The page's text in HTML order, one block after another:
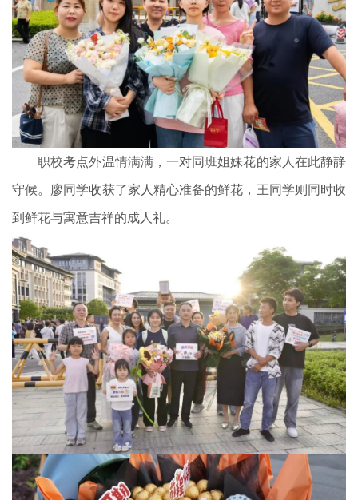
职校考点外温情满满，一对同班姐妹花的家人在此静静
守候。廖同学收获了家人精心准备的鲜花，王同学则同时收
到鲜花与寓意吉祥的成人礼。